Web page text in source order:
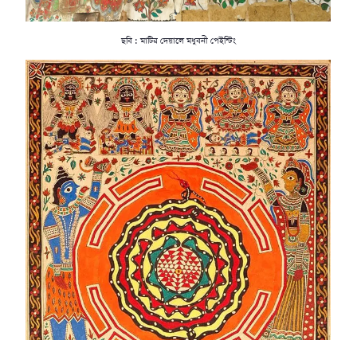
ছবি : মাটির দেয়ালে মধুবনী পেইন্টিং